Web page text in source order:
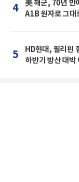
4
美 해군, 70년 만
A1B 원자로 그대
5
HD현대, 필리핀
하반기 방산 대박